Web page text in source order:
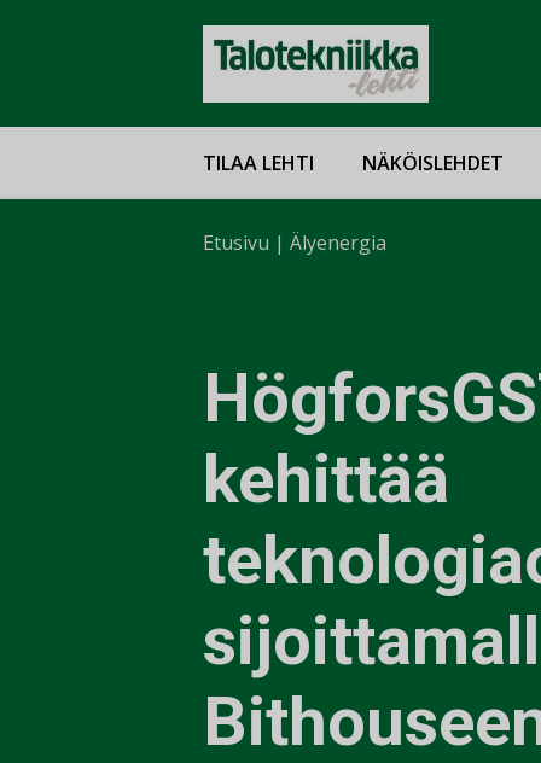
TILAA LEHTI NÄKÖISLEHDET
Etusivu | Älyenergia
kehittää